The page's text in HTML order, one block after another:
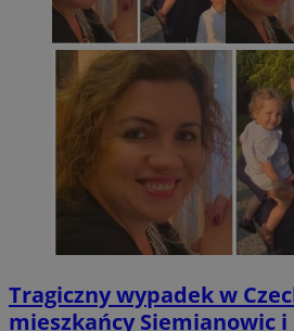
Tragiczny wypadek w
mieszkańcy Siemianowic i